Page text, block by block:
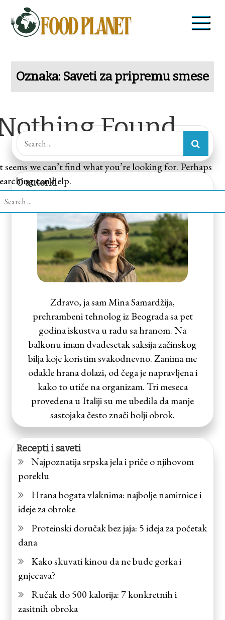
content
Food Planet
Zdravi recepti i saveti
Oznaka: Saveti za pripremu smese
Found
seems we can’t find what you’re looking for. Perhaps
can help.
Search
for:
O autorki
Zdravo, ja sam Mina Samardžija,
prehrambeni tehnolog iz Beograda sa pet
godina iskustva u radu sa hranom. Na
balkonu imam dvadesetak saksija začinskog
bilja koje koristim svakodnevno. Zanima me
odakle hrana dolazi, od čega je napravljena i
kako to utiče na organizam. Tri meseca
provedena u Italiji su me ubedila da manje
sastojaka često znači bolji obrok.
Recepti i saveti
Najpoznatija srpska jela i priče o njihovom
poreklu
Hrana bogata vlaknima: najbolje namirnice i
ideje za obroke
Proteinski doručak bez jaja: 5 ideja za početak
dana
Kako skuvati kinou da ne bude gorka i
gnjecava?
Ručak do 500 kalorija: 7 konkretnih i
zasitnih obroka